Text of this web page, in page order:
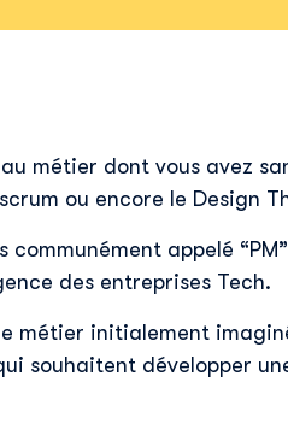
métier dont vous avez
ou encore le Design
appelé
des entreprises Tech.
métier initialement
souhaitent développer